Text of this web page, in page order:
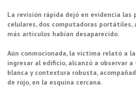
La revisión rápida dejó en evidencia las
celulares, dos computadoras portátiles,
más artículos habían desaparecido.
Aún conmocionada, la víctima relató a
ingresar al edificio, alcanzó a observar
blanca y contextura robusta,
de rojo, en la esquina cercana.